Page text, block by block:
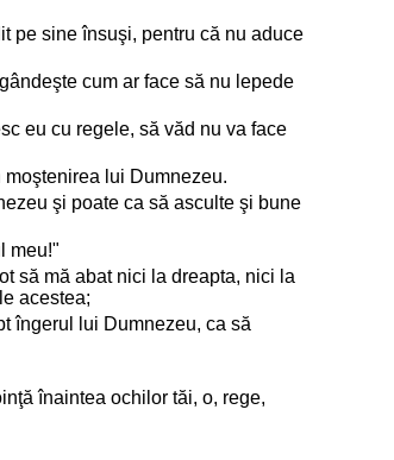
pe sine însuşi, pentru că nu aduce
cum ar face să nu lepede
eu cu regele, să văd nu va face
lui Dumnezeu.
şi poate ca să asculte şi bune
meu!"
să mă abat nici la dreapta, nici la
acestea;
îngerul lui Dumnezeu, ca să
înaintea ochilor tăi, o, rege,